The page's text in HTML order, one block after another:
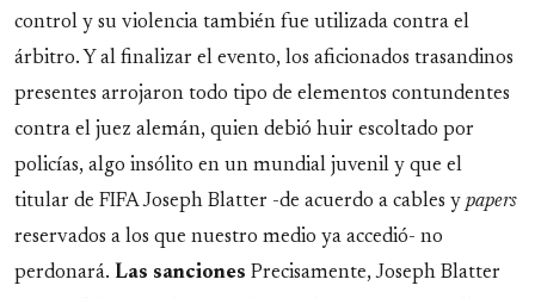
control y su violencia también fue utilizada contra el
árbitro. Y al finalizar el evento, los aficionados trasandinos
presentes arrojaron todo tipo de elementos contundentes
contra el juez alemán, quien debió huir escoltado por
policías, algo insólito en un mundial juvenil y que el
titular de FIFA Joseph Blatter -de acuerdo a cables y papers
reservados a los que nuestro medio ya accedió- no
perdonará. Las sanciones Precisamente, Joseph Blatter